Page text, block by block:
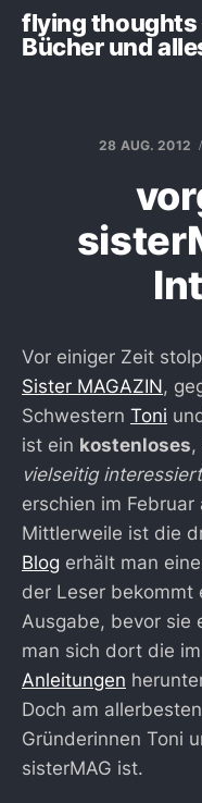
flying thoughts
Bücher und
28 AUG. 2012
Vor einiger Zeit
Sister MAGAZIN,
Schwestern Toni
ist ein kostenloses,
vielseitig
erschien im
Mittlerweile ist die
Blog erhält man
der Leser bekommt
Ausgabe, bevor sie
man sich dort die
Anleitungen
Doch am
Gründerinnen Toni
sisterMAG ist.